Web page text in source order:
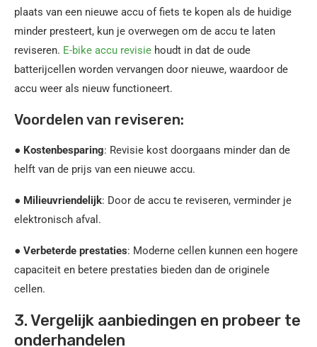
plaats van een nieuwe accu of fiets te kopen als de huidige
minder presteert, kun je overwegen om de accu te laten
reviseren. E-bike accu revisie houdt in dat de oude
batterijcellen worden vervangen door nieuwe, waardoor de
accu weer als nieuw functioneert.
Voordelen van reviseren:
● Kostenbesparing: Revisie kost doorgaans minder dan de
helft van de prijs van een nieuwe accu.
● Milieuvriendelijk: Door de accu te reviseren, verminder je
elektronisch afval.
● Verbeterde prestaties: Moderne cellen kunnen een hogere
capaciteit en betere prestaties bieden dan de originele
cellen.
3. Vergelijk aanbiedingen en probeer te
onderhandelen